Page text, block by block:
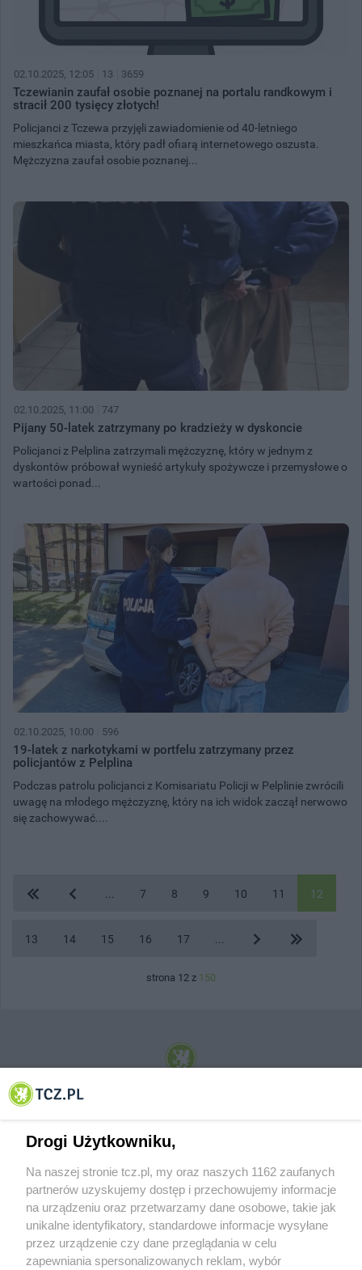
02.10.2025, 12:05 13 3659
Tczewianin zaufał osobie poznanej na portalu randkowym i
stracił 200 tysięcy złotych!
Policjanci z Tczewa przyjęli zawiadomienie od 40-letniego
mieszkańca miasta, który padł ofiarą internetowego oszusta.
Mężczyzna zaufał osobie poznanej...
02.10.2025, 11:00 747
Pijany 50-latek zatrzymany po kradzieży w dyskoncie
Policjanci z Pelplina zatrzymali mężczyznę, który w jednym z
dyskontów próbował wynieść artykuły spożywcze i przemysłowe o
wartości ponad...
02.10.2025, 10:00 596
19-latek z narkotykami w portfelu zatrzymany przez
policjantów z Pelplina
Podczas patrolu policjanci z Komisariatu Policji w Pelplinie zwrócili
uwagę na młodego mężczyznę, który na ich widok zaczął nerwowo
się zachowywać....
7 8 9 10 11 12
13 14 15 16 17
strona 12 z 150
© 2001-2026 Tczew - TCZ.PL Sp. z o.o. Internetowy Serwis Informacyjny Miasta
O FIRMIE POLITYKA PRYWATNOŚCI HOSTING
Drogi Użytkowniku,
Na naszej stronie tcz.pl, my oraz naszych 1162 zaufanych
partnerów uzyskujemy dostęp i przechowujemy informacje
na urządzeniu oraz przetwarzamy dane osobowe, takie jak
unikalne identyfikatory, standardowe informacje wysyłane
przez urządzenie czy dane przeglądania w celu
zapewniania spersonalizowanych reklam, wybór